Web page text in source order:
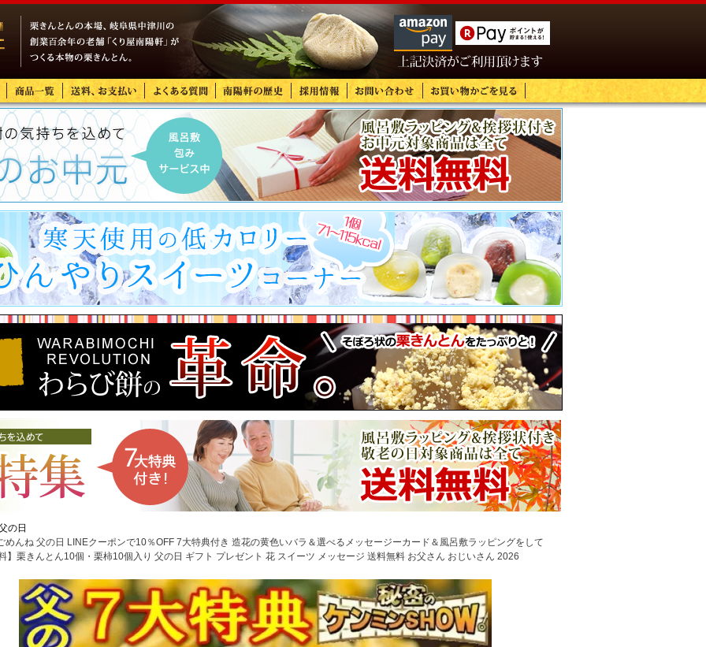
の日
めんね 父の日 LINEクーポンで10％OFF 7大特典付き 造花の黄色いバラ＆選べるメッセージーカード＆風呂敷ラッピングをして
】栗きんとん10個・栗柿10個入り 父の日 ギフト プレゼント 花 スイーツ メッセージ 送料無料 お父さん おじいさん 2026